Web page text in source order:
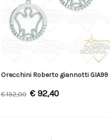
Orecchini Roberto giannotti GIA99
€132,00 € 92,40